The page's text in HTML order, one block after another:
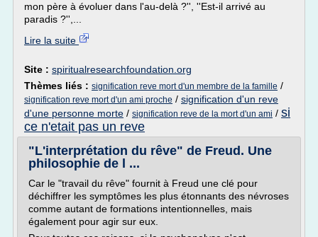
mon père à évoluer dans l'au-delà ?'', ''Est-il arrivé au
paradis ?'',...
Lire la suite
Site : spiritualresearchfoundation.org
Thèmes liés : signification reve mort d'un membre de la famille /
signification reve mort d'un ami proche / signification d'un reve
d'une personne morte / signification reve de la mort d'un ami / si
ce n'etait pas un reve
"L'interprétation du rêve" de Freud. Une
philosophie de l ...
Car le "travail du rêve" fournit à Freud une clé pour
déchiffrer les symptômes les plus étonnants des névroses
comme autant de formations intentionnelles, mais
également pour agir sur eux.